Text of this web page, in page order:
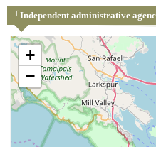
「Independent administrative
+
−